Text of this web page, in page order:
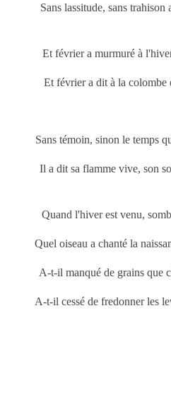
Sans lassitude, sans trahison
Et février a murmuré à
Et février a dit à la colombe
Sans témoin, sinon le temps
Il a dit sa flamme vive, son
Quand l'hiver est venu,
Quel oiseau a chanté la
A-t-il manqué de grains que
A-t-il cessé de fredonner les